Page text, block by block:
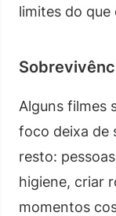
limites do que
Alguns filmes
foco deixa de
resto:
higiene, criar
momentos